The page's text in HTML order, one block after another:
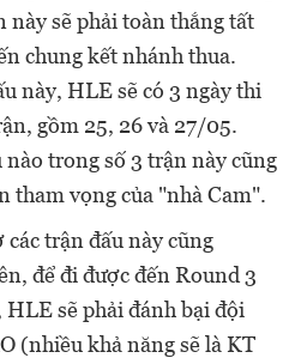
sẽ phải toàn thắng tất
chung kết nhánh thua.
này, HLE sẽ có 3 ngày thi
gồm 25, 26 và 27/05.
trong số 3 trận này cũng
tham vọng của "nhà Cam".
trận đấu này cũng
để đi được đến Round 3
sẽ phải đánh bại đội
(nhiều khả năng sẽ là KT